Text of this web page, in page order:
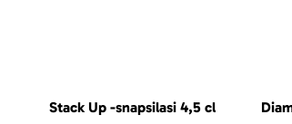
Stack Up -snapsilasi 4,5 cl